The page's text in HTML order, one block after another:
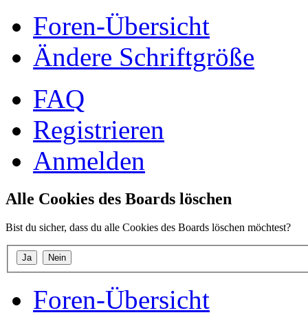
Foren-Übersicht
Ändere Schriftgröße
FAQ
Registrieren
Anmelden
Alle Cookies des Boards löschen
Bist du sicher, dass du alle Cookies des Boards löschen möchtest?
Foren-Übersicht